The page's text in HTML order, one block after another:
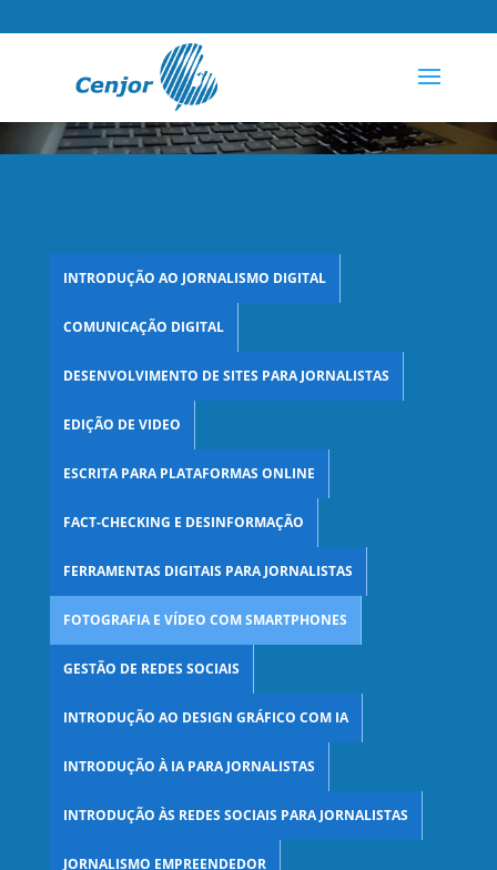
INTRODUÇÃO AO JORNALISMO DIGITAL
COMUNICAÇÃO DIGITAL
DESENVOLVIMENTO DE SITES PARA JORNALISTAS
EDIÇÃO DE VIDEO
ESCRITA PARA PLATAFORMAS ONLINE
FACT-CHECKING E DESINFORMAÇÃO
FERRAMENTAS DIGITAIS PARA JORNALISTAS
FOTOGRAFIA E VÍDEO COM SMARTPHONES
GESTÃO DE REDES SOCIAIS
INTRODUÇÃO AO DESIGN GRÁFICO COM IA
INTRODUÇÃO À IA PARA JORNALISTAS
INTRODUÇÃO ÀS REDES SOCIAIS PARA JORNALISTAS
JORNALISMO EMPREENDEDOR